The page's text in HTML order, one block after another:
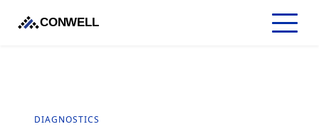
CONWELL
DIAGNOSTICS